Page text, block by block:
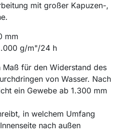
mit großer Kapuzen-,
mm
g/m"/24 h
Maß für den Widerstand des
von Wasser. Nach
ein Gewebe ab 1.300 mm
in welchem Umfang
nach außen